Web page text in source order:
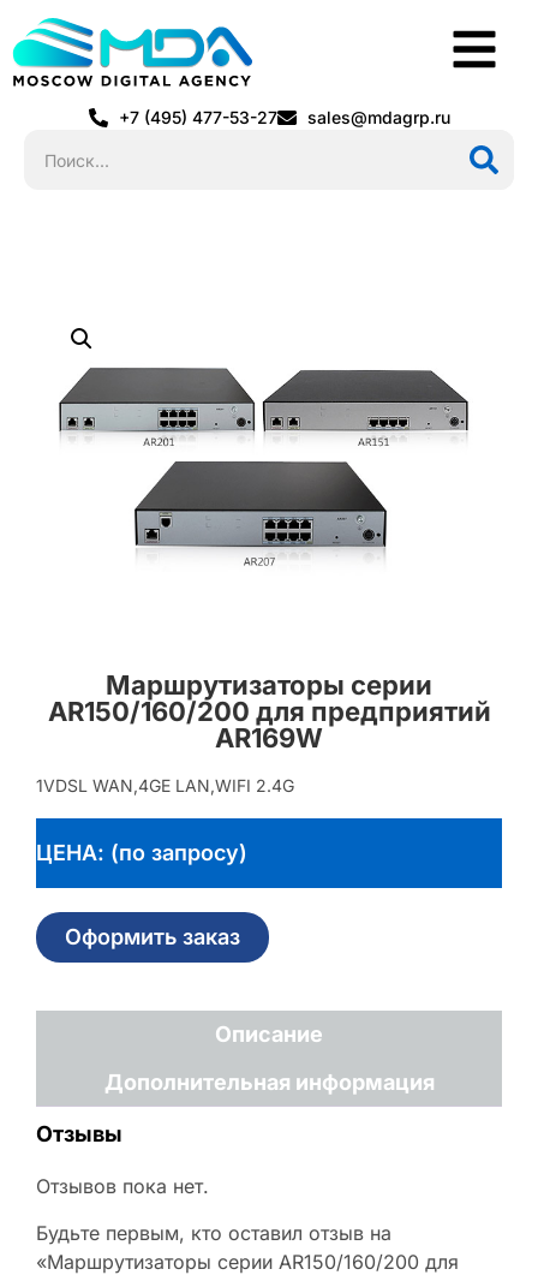
+7 (495) 477-53-27 sales@mdagrp.ru
Маршрутизаторы серии
AR150/160/200 для предприятий
AR169W
1VDSL WAN,4GE LAN,WIFI 2.4G
ЦЕНА: (по запросу)
Оформить заказ
Описание
Дополнительная информация
Отзывы
Отзывов пока нет.
Будьте первым, кто оставил отзыв на
«Маршрутизаторы серии AR150/160/200 для